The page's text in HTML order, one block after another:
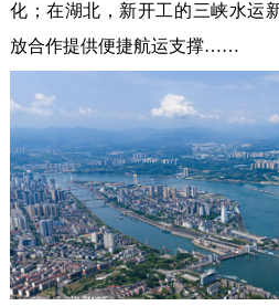
化；在湖北，新开工的三峡水运
放合作提供便捷航运支撑……